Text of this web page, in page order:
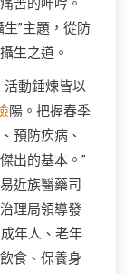
苦的呻吟。
”主題，從防
生之道。
活動錘煉皆以
陽。把握春季
預防疾病、
出的基本。”
近族醫藥司
理局領導發
年人、老年
食、保養身